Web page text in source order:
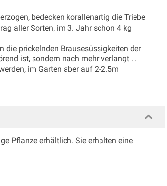
bedecken korallenartig die Triebe
aller Sorten, im 3. Jahr schon 4 kg
die prickelnden Brausesüssigkeiten der
ist, sondern nach mehr verlangt ...
im Garten aber auf 2-2.5m
Pflanze erhältlich. Sie erhalten eine